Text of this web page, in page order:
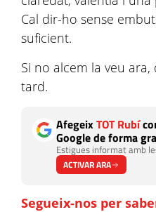
Cal dir-ho sense
suficient.
Si no alcem la veu ara,
tard.
AfegeixTOT Rubí
Google de forma
Estigues informat amb
ACTIVAR ARA
Segueix-nos per